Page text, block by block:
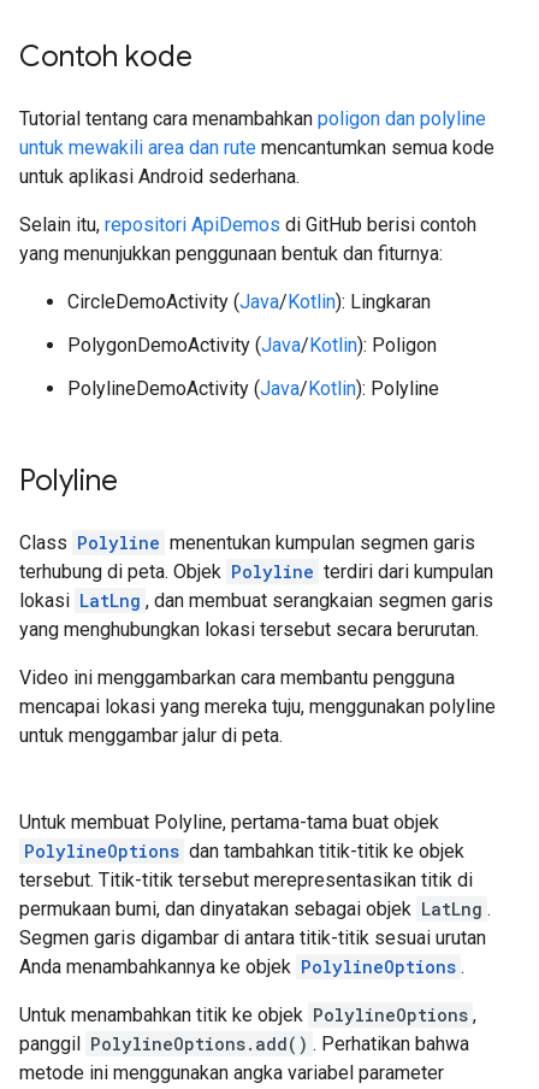
Contoh kode
Tutorial tentang cara menambahkan poligon dan polyline
untuk mewakili area dan rute mencantumkan semua kode
untuk aplikasi Android sederhana.
Selain itu, repositori ApiDemos di GitHub berisi contoh
yang menunjukkan penggunaan bentuk dan fiturnya:
CircleDemoActivity (Java/Kotlin): Lingkaran
PolygonDemoActivity (Java/Kotlin): Poligon
PolylineDemoActivity (Java/Kotlin): Polyline
Polyline
Class Polyline menentukan kumpulan segmen garis
terhubung di peta. Objek Polyline terdiri dari kumpulan
lokasi LatLng , dan membuat serangkaian segmen garis
yang menghubungkan lokasi tersebut secara berurutan.
Video ini menggambarkan cara membantu pengguna
mencapai lokasi yang mereka tuju, menggunakan polyline
untuk menggambar jalur di peta.
Untuk membuat Polyline, pertama-tama buat objek
PolylineOptions dan tambahkan titik-titik ke objek
tersebut. Titik-titik tersebut merepresentasikan titik di
permukaan bumi, dan dinyatakan sebagai objek LatLng .
Segmen garis digambar di antara titik-titik sesuai urutan
Anda menambahkannya ke objek PolylineOptions .
Untuk menambahkan titik ke objek PolylineOptions ,
panggil PolylineOptions.add() . Perhatikan bahwa
metode ini menggunakan angka variabel parameter